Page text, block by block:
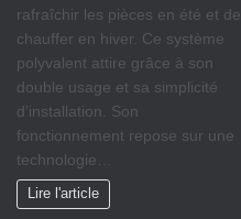
rafraîchir les pièces en été et de
chauffer en hiver. Ce système
polyvalent attire grâce à son
double usage et sa simplicité
d’installation. Son
fonctionnement repose sur une
technologie…
Lire l'article